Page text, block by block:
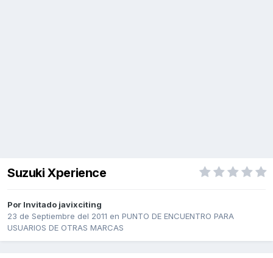
Suzuki Xperience
Por Invitado javixciting
23 de Septiembre del 2011 en PUNTO DE ENCUENTRO PARA
USUARIOS DE OTRAS MARCAS